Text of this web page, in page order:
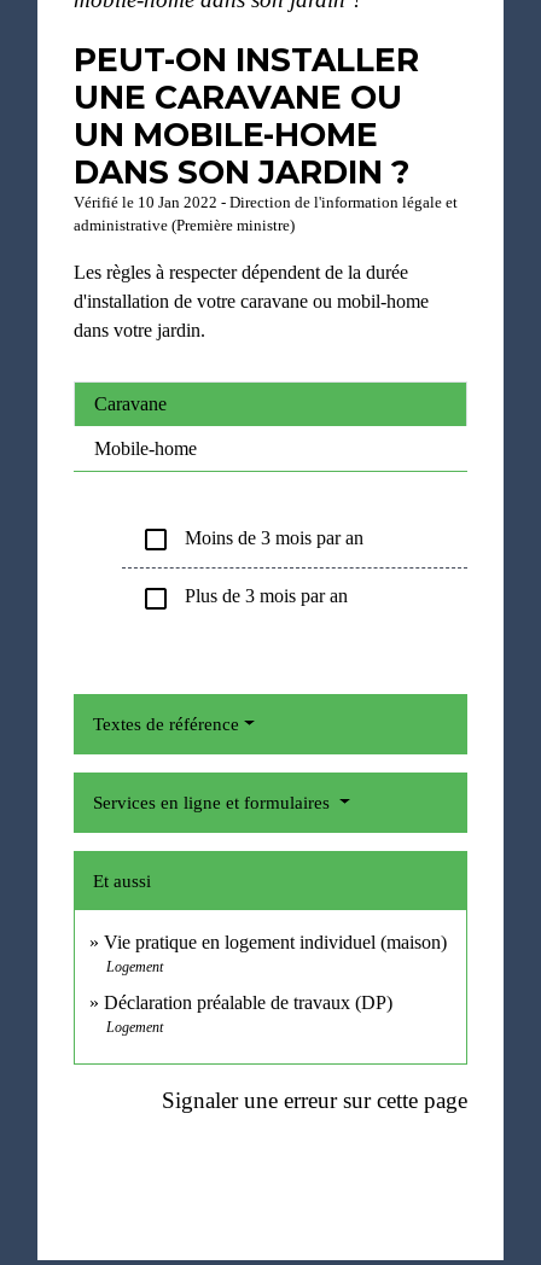
PEUT-ON INSTALLER
UNE CARAVANE OU
UN MOBILE-HOME
DANS SON JARDIN ?
Vérifié le 10 Jan 2022 - Direction de l'information légale et
administrative (Première ministre)
Les règles à respecter dépendent de la durée
d'installation de votre caravane ou mobil-home
dans votre jardin.
Caravane
Mobile-home
check_box_outline_blank Moins de 3 mois par an
check_box_outline_blank Plus de 3 mois par an
Textes de référence
Services en ligne et formulaires
Et aussi
Vie pratique en logement individuel (maison)
Logement
Déclaration préalable de travaux (DP)
Logement
Signaler une erreur sur cette page